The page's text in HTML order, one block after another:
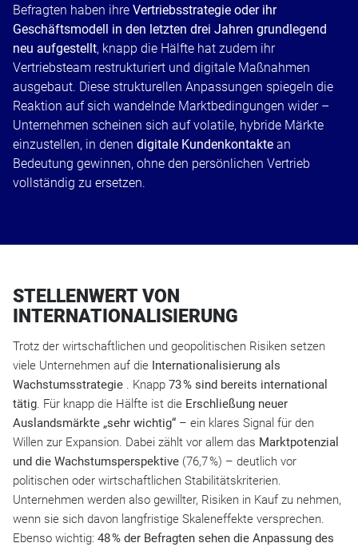
Befragten haben ihre Vertriebsstrategie oder ihr
Geschäftsmodell in den letzten drei Jahren grundlegend
neu aufgestellt, knapp die Hälfte hat zudem ihr
Vertriebsteam restrukturiert und digitale Maßnahmen
ausgebaut. Diese strukturellen Anpassungen spiegeln die
Reaktion auf sich wandelnde Marktbedingungen wider –
Unternehmen scheinen sich auf volatile, hybride Märkte
einzustellen, in denen digitale Kundenkontakte an
Bedeutung gewinnen, ohne den persönlichen Vertrieb
vollständig zu ersetzen.
STELLENWERT VON
INTERNATIONALISIERUNG
Trotz der wirtschaftlichen und geopolitischen Risiken setzen
viele Unternehmen auf die Internationalisierung als
Wachstumsstrategie . Knapp 73 % sind bereits international
tätig. Für knapp die Hälfte ist die Erschließung neuer
Auslandsmärkte „sehr wichtig“ – ein klares Signal für den
Willen zur Expansion. Dabei zählt vor allem das Marktpotenzial
und die Wachstumsperspektive (76,7 %) – deutlich vor
politischen oder wirtschaftlichen Stabilitätskriterien.
Unternehmen werden also gewillter, Risiken in Kauf zu nehmen,
wenn sie sich davon langfristige Skaleneffekte versprechen.
Ebenso wichtig: 48 % der Befragten sehen die Anpassung des